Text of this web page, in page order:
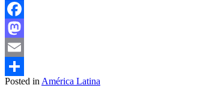
Facebook
Mastodon
Email
Compartir
Posted in América Latina